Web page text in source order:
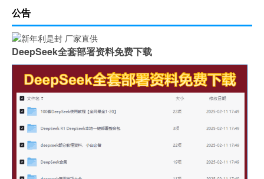
公告
DeepSeek全套部署资料免费下载